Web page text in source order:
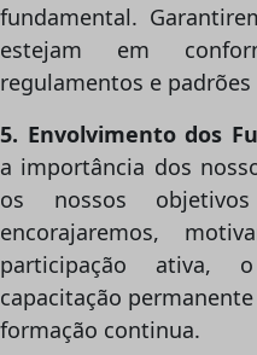
fundamental.
estejam em
regulamentos e padrões
5. Envolvimento dos
a importância dos
os nossos
encorajaremos,
participação ativa,
capacitação
formação continua.